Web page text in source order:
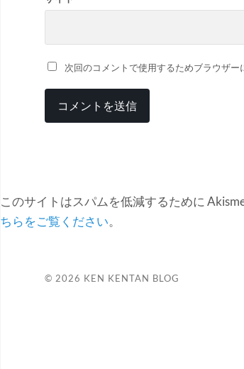
次回のコメントで使用するためブラウザー
このサイトはスパムを低減するために
ちらをご覧ください。
© 2026 KEN KENTAN BLOG